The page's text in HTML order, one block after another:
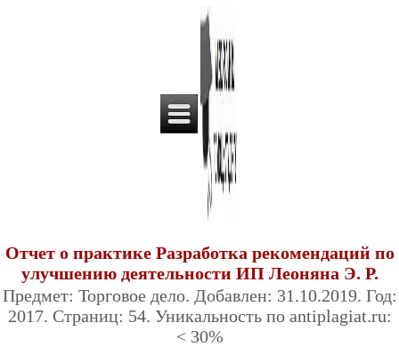
Отчет о практике Разработка рекомендаций по
улучшению деятельности ИП Леоняна Э. Р.
Предмет: Торговое дело. Добавлен: 31.10.2019. Год:
2017. Страниц: 54. Уникальность по antiplagiat.ru:
< 30%